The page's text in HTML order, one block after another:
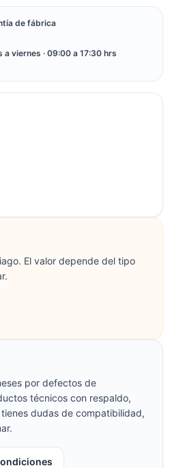
de fábrica
a viernes · 09:00 a 17:30 hrs
El valor depende del tipo
por defectos de
técnicos con respaldo,
dudas de compatibilidad,